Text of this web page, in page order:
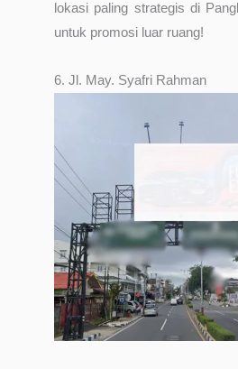
lokasi paling strategis di
untuk promosi luar ruang!
6. Jl. May. Syafri Rahman